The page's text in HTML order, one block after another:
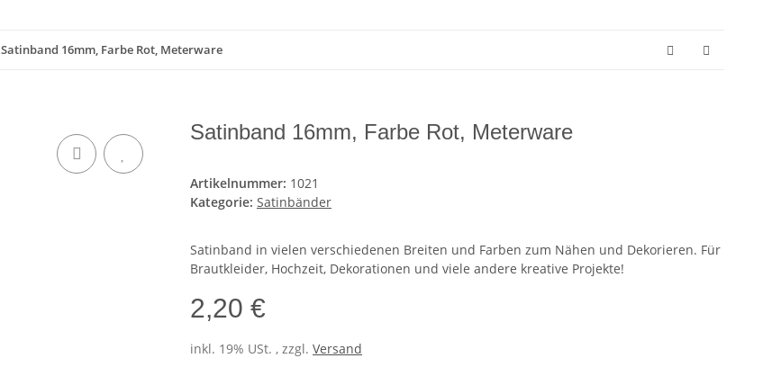
Satinband 16mm, Farbe Rot, Meterware
Satinband 16mm, Farbe Rot, Meterware
Artikelnummer: 1021
Kategorie: Satinbänder
Satinband in vielen verschiedenen Breiten und Farben zum Nähen und Dekorieren. Für
Brautkleider, Hochzeit, Dekorationen und viele andere kreative Projekte!
2,20 €
inkl. 19% USt. , zzgl. Versand